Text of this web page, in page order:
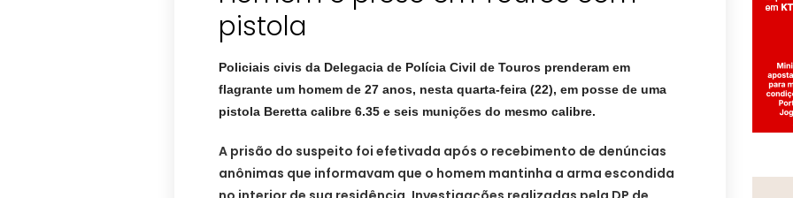
Policiais civis da Delegacia de Polícia Civil de Touros prenderam em
flagrante um homem de 27 anos, nesta quarta-feira (22), em posse de uma
pistola Beretta calibre 6.35 e seis munições do mesmo calibre.
A prisão do suspeito foi efetivada após o recebimento de denúncias
anônimas que informavam que o homem mantinha a arma escondida